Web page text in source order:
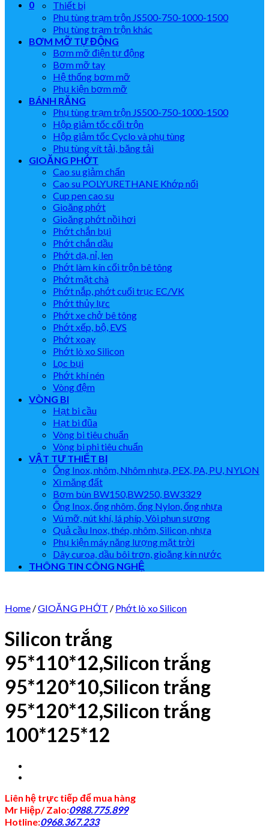
0
Thiết bị
Phụ tùng trạm trộn JS500-750-1000-1500
Phụ tùng trạm trộn khác
BƠM MỠ TỰ ĐỘNG
Bơm mỡ điện tự động
Bơm mỡ tay
Hệ thống bơm mỡ
Phụ kiện bơm mỡ
BÁNH RĂNG
Phụ tùng trạm trộn JS500-750-1000-1500
Hộp giảm tốc cối trộn
Hộp giảm tốc Cyclo và phụ tùng
Phụ tùng vít tải, băng tải
GIOĂNG PHỚT
Cao su giảm chấn
Cao su POLYURETHANE Khớp nối
Cup pen cao su
Gioăng phớt
Gioăng phớt nồi hơi
Phớt chắn bụi
Phớt chắn dầu
Phớt dạ, nỉ, len
Phớt làm kín cối trộn bê tông
Phớt mặt chà
Phớt nắp, phớt cuối trục EC/VK
Phớt thủy lực
Phớt xe chở bê tông
Phớt xếp, bộ, EVS
Phớt xoay
Phớt lò xo Silicon
Lọc bụi
Phớt khí nén
Vòng đệm
VÒNG BI
Hạt bi cầu
Hạt bi đũa
Vòng bi tiêu chuẩn
Vòng bi phi tiêu chuẩn
VẬT TƯ THIẾT BỊ
Ống Inox, nhôm, Nhôm nhựa, PEX, PA, PU, NYLON
Xi măng đất
Bơm bùn BW150,BW250, BW3329
Ống Inox, ống nhôm, ống Nylon, ống nhựa
Vú mỡ, nút khí, lá phíp, Vòi phun sương
Quả cầu Inox, thép, nhôm, Silicon, nhựa
Phụ kiện máy năng lượng mặt trời
Dây curoa, dầu bôi trơn, gioăng kín nước
THÔNG TIN CÔNG NGHỆ
Home /GIOĂNG PHỚT / Phớt lò xo Silicon
Silicon trắng
95*110*12,Silicon trắng
95*120*10,Silicon trắng
95*120*12,Silicon trắng
100*125*12
Liên hệ trực tiếp để mua hàng
Mr Hiệp/ Zalo:0988.775.899
Hotline:0968.367.233